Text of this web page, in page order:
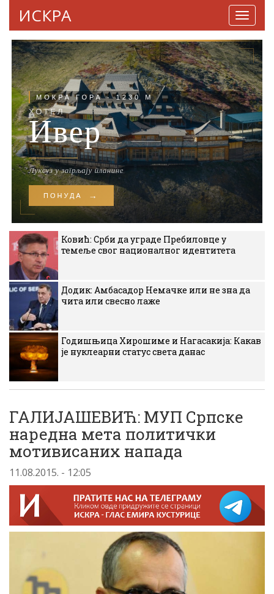
ИСКРА
Ковић: Срби да уграде Пребиловце у
темеље свог националног идентитета
Додик: Амбасадор Немачке или не зна да
чита или свесно лаже
Годишњица Хирошиме и Нагасакија: Какав
је нуклеарни статус света данас
ГАЛИЈАШЕВИЋ: МУП Српске
наредна мета политички
мотивисаних напада
11.08.2015. - 12:05